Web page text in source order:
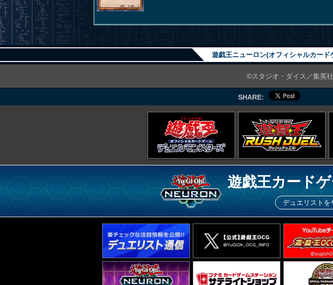
遊戯王ニューロン(オフィシャルカー
©スタジオ・ダイス／集英
SHARE:
遊戯王カード
デュエリストを